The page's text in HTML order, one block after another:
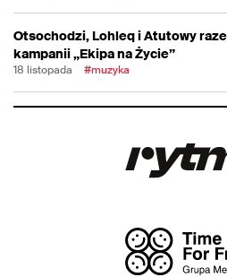
Otsochodzi, Lohleq i Atutowy
kampanii „Ekipa na Życie”
18 listopada #muzyka